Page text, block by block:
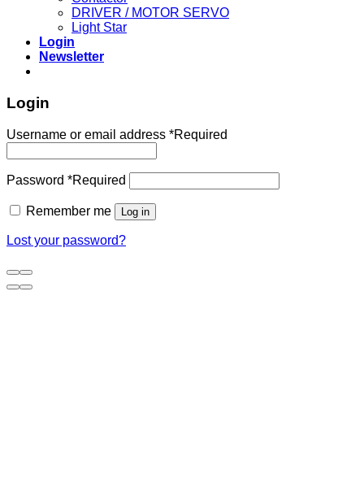
DRIVER / MOTOR SERVO
Light Star
Login
Newsletter
Login
Username or email address *Required
Password *Required
Remember me Log in
Lost your password?